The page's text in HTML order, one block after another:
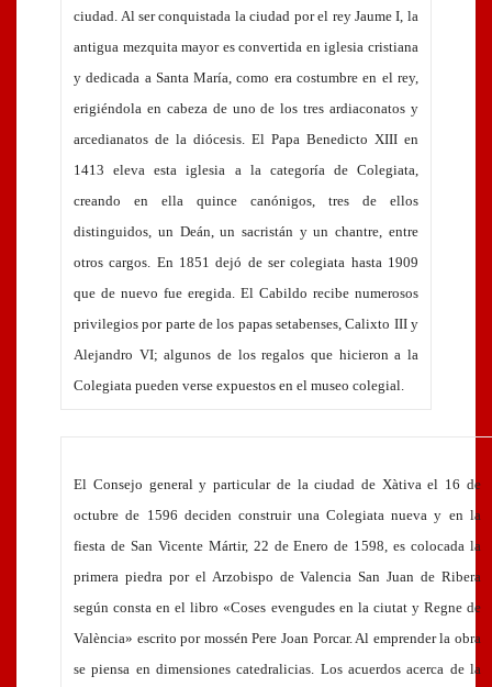
ciudad. Al ser conquistada la ciudad por el rey Jaume I, la
antigua mezquita mayor es convertida en iglesia cristiana
y dedicada a Santa María, como era costumbre en el rey,
erigiéndola en cabeza de uno de los tres ardiaconatos y
arcedianatos de la diócesis. El Papa Benedicto XIII en
1413 eleva esta iglesia a la categoría de Colegiata,
creando en ella quince canónigos, tres de ellos
distinguidos, un Deán, un sacristán y un chantre, entre
otros cargos. En 1851 dejó de ser colegiata hasta 1909
que de nuevo fue eregida. El Cabildo recibe numerosos
privilegios por parte de los papas setabenses, Calixto III y
Alejandro VI; algunos de los regalos que hicieron a la
Colegiata pueden verse expuestos en el museo colegial.
El Consejo general y particular de la ciudad de Xàtiva el 16 de
octubre de 1596 deciden construir una Colegiata nueva y en la
fiesta de San Vicente Mártir, 22 de Enero de 1598, es colocada la
primera piedra por el Arzobispo de Valencia San Juan de Ribera
según consta en el libro «Coses evengudes en la ciutat y Regne de
València» escrito por mossén Pere Joan Porcar. Al emprender la obra
se piensa en dimensiones catedralicias. Los acuerdos acerca de la